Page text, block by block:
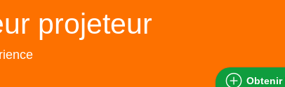
projeteur
Obtenir